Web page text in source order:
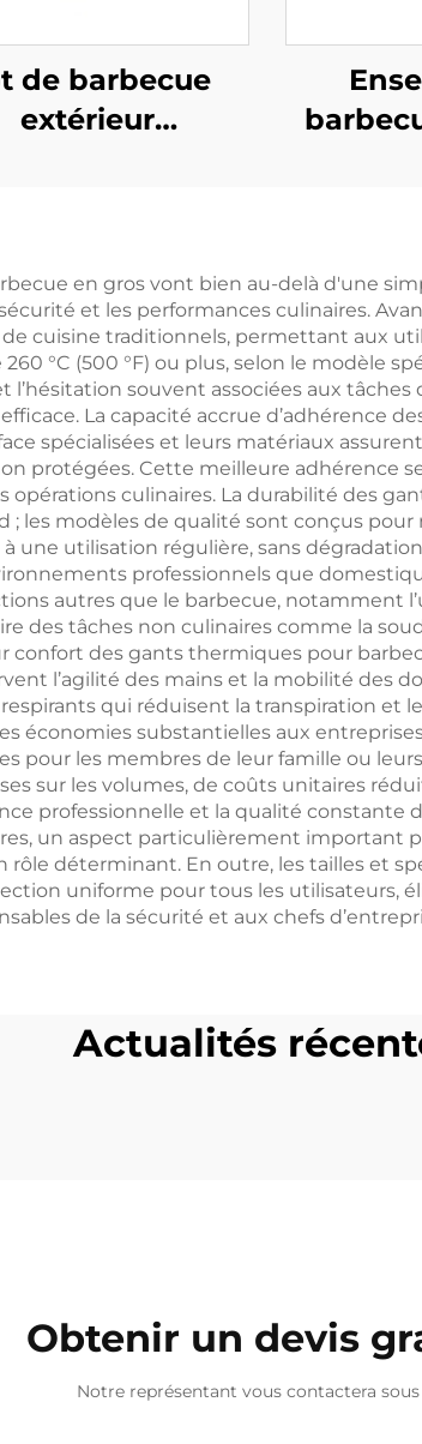
de barbecue
extérieur
pour usage
des
un couteau
à manche
une spatule
fourchette
usage
de
couteau
en gros vont bien au-delà d'une
et les performances culinaires.
cuisine traditionnels, permettant aux
°C (500 °F) ou plus, selon le modèle
souvent associées aux
La capacité accrue d’adhérence
spécialisées et leurs matériaux
protégées. Cette meilleure adhérence
opérations culinaires. La durabilité des
les modèles de qualité sont conçus
une utilisation régulière, sans
professionnels que
autres que le barbecue, notamment
des tâches non culinaires comme la
confort des gants thermiques pour
l’agilité des mains et la mobilité des
qui réduisent la transpiration et
économies substantielles aux
pour les membres de leur famille ou
sur les volumes, de coûts unitaires
professionnelle et la qualité
un aspect particulièrement important
déterminant. En outre, les tailles et
uniforme pour tous les utilisateurs,
de la sécurité et aux chefs
Actualités
Obtenir un devis
Notre représentant vous contactera sous